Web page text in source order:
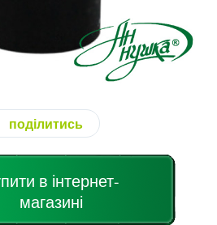
поділитись
в інтернет-
магазині